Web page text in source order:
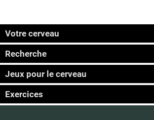
Votre cerveau
Recherche
Jeux pour le cerveau
Exercices